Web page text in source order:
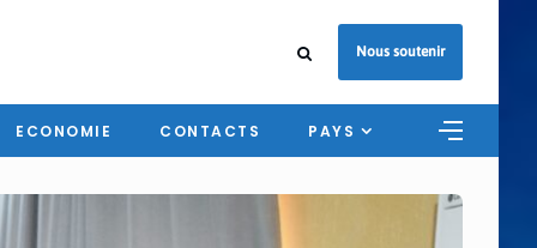
Nous soutenir
ECONOMIE CONTACTS PAYS